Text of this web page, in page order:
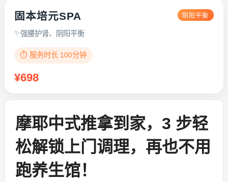
固本培元SPA 阴阳平衡
强腰护肾、阴阳平衡
⏱️ 服务时长 100分钟
¥698
摩耶中式推拿到家，3 步轻
松解锁上门调理，再也不用
跑养生馆！